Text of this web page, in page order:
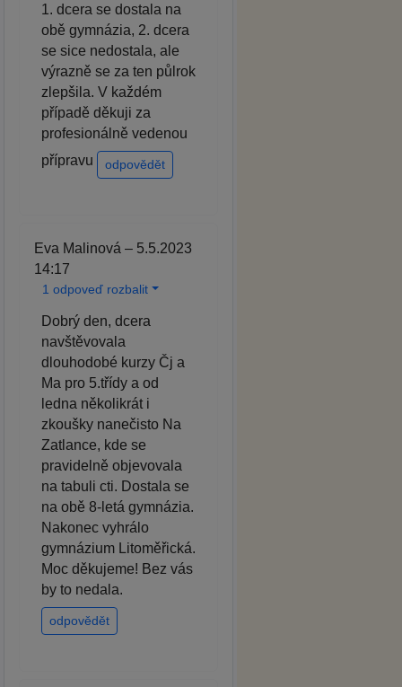
1. dcera se dostala na
obě gymnázia, 2. dcera
se sice nedostala, ale
výrazně se za ten půlrok
zlepšila. V každém
případě děkuji za
profesionálně vedenou
přípravu
odpovědět
Eva Malinová – 5.5.2023
14:17
1 odpoveď rozbalit
Dobrý den, dcera
navštěvovala
dlouhodobé kurzy Čj a
Ma pro 5.třídy a od
ledna několikrát i
zkoušky nanečisto Na
Zatlance, kde se
pravidelně objevovala
na tabuli cti. Dostala se
na obě 8-letá gymnázia.
Nakonec vyhrálo
gymnázium Litoměřická.
Moc děkujeme! Bez vás
by to nedala.
odpovědět